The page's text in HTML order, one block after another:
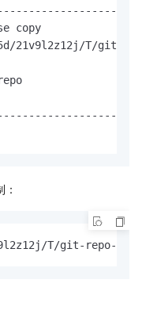
copy
21v9l2z12j/T/git-
T/git-repo-